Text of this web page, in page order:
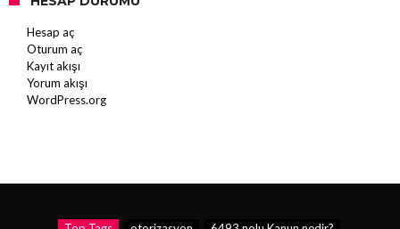
Hesap aç
Oturum aç
Kayıt akışı
Yorum akışı
WordPress.org